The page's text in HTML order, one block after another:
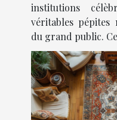
institutions
véritables pépites
du grand public.